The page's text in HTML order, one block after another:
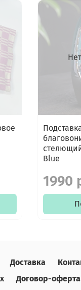
Blue
1990
Доставка
Договор-оферта